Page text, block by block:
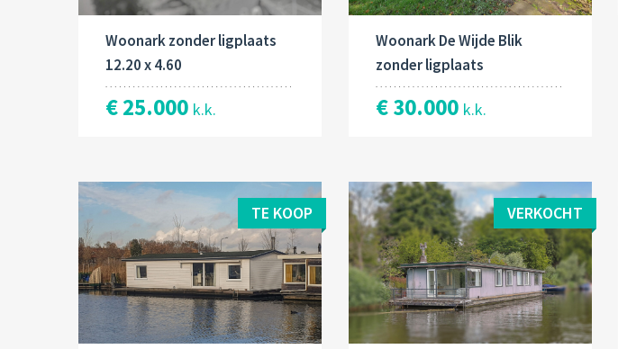
Woonark zonder ligplaats
12.20 x 4.60
€ 25.000 k.k.
Woonark De Wijde Blik
zonder ligplaats
€ 30.000 k.k.
TE KOOP VERKOCHT